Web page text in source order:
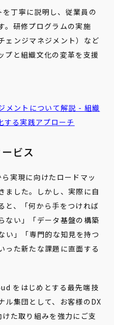
丁寧に説明し、従業員の
。研修プログラムの実施
ェンジマネジメント）など
プと組織文化の変革を支援
メント について解説 - 組織
する実践アプローチ
ビス
実現に向けたロードマッ
ました。しかし、実際に自
と、「何から手をつければ
ない」「データ基盤の構築
い」「専門的な知見を持つ
った新たな課題に直面する
をはじめとする最先端技
ル集団として、お客様のDX
た取り組みを強力にご支